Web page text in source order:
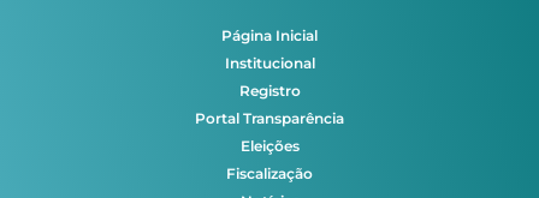
Página Inicial
Institucional
Registro
Portal Transparência
Eleições
Fiscalização